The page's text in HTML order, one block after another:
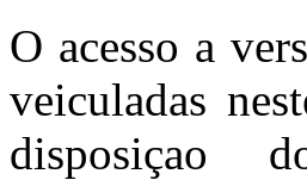
O acesso a
veiculadas
disposiçao